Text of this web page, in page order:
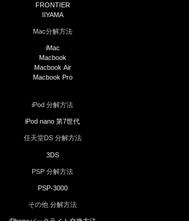
FRONTIER
IIYAMA
Mac分解方法
iMac
Macbook
Macbook Air
Macbook Pro
iPod 分解方法
iPod nano 第7世代
任天堂DS 分解方法
3DS
PSP 分解方法
PSP-3000
その他 分解方法